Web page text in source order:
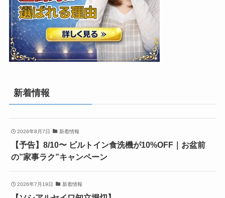
新着情報
2026年8月7日 新着情報
【予告】8/10〜 ビルトイン食洗機が10%OFF｜お盆前
の”家事ラク”キャンペーン
2026年7月19日 新着情報